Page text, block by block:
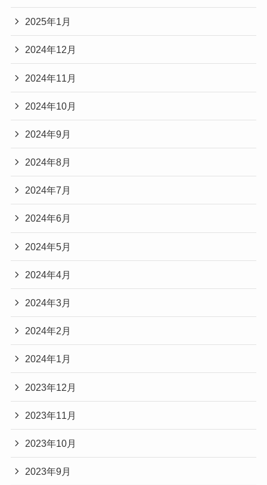
2025年1月
2024年12月
2024年11月
2024年10月
2024年9月
2024年8月
2024年7月
2024年6月
2024年5月
2024年4月
2024年3月
2024年2月
2024年1月
2023年12月
2023年11月
2023年10月
2023年9月